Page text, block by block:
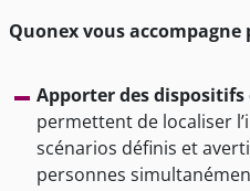
Quonex vous accompagne
Apporter des
permettent de localiser
scénarios définis et
personnes